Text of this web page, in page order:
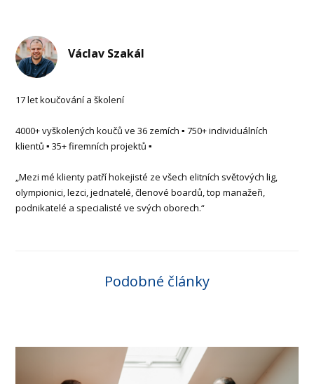
Václav Szakál
17 let koučování a školení
4000+ vyškolených koučů ve 36 zemích ▪ 750+ individuálních
klientů ▪ 35+ firemních projektů ▪
„Mezi mé klienty patří hokejisté ze všech elitních světových lig,
olympionici, lezci, jednatelé, členové boardů, top manažeři,
podnikatelé a specialisté ve svých oborech.“
Podobné články